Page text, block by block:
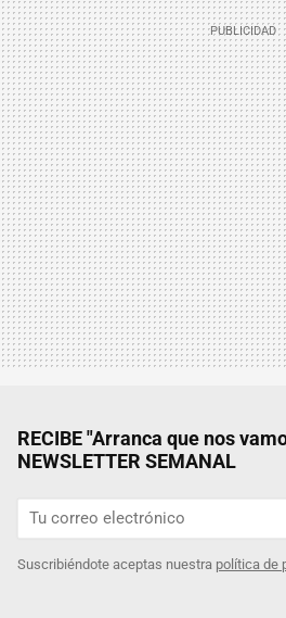
RECIBE "Arranca que nos
NEWSLETTER SEMANAL
Suscribiéndote aceptas nuestra política de